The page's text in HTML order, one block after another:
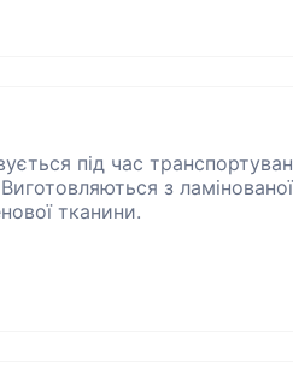
під час
з ламінованої
тканини.